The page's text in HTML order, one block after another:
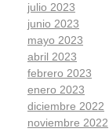
julio 2023
junio 2023
mayo 2023
abril 2023
febrero 2023
enero 2023
diciembre 2022
noviembre 2022